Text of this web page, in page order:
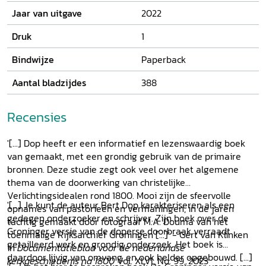
Jaar van uitgave
2022
Druk
1
Bindwijze
Paperback
Aantal bladzijdes
388
Recensies
'[...] Dop heeft er een informatief en lezenswaardig boek
van gemaakt, met een grondig gebruik van de primaire
bronnen. Deze studie zegt ook veel over het algemene
thema van de doorwerking van christelijke
Verlichtingsidealen rond 1800. Mooi zijn de sfeervolle
opnames van pastorieën en vermaningen, in de jaren
tachtig gemaakt door fotograaf M.A. Douma van het
toenmalige Rijksarchief Groningen [...]' - Gert van Klinken
inDocumentatieblad voor de nederlandse
kerkgeschiedenis na 1800Vol. XLVI, No. 99, 2023
'[...] Je kunt de auteur Bert Dop karakteriseren als een
gedegen onderzoeker en schrijver. Zijn boek over de
Groninger versie van de doperse doorbraak verraadt
getailleerd werk en grondig onderzoek. Het boek is
daardoor lijvig van omvang, en ook helder opgebouwd. [...]